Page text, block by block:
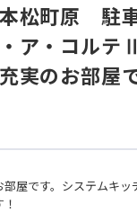
松町原 駐
ア・コルテ
実のお部屋
屋です。システムキ